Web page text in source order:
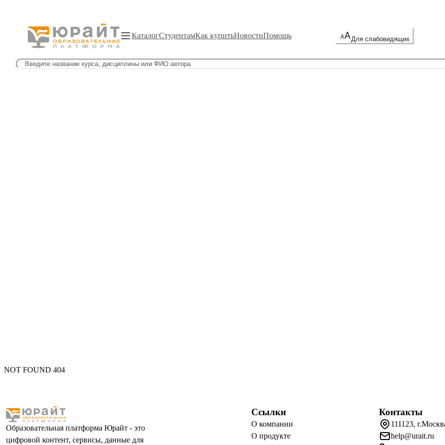
КаталогСтудентамКак купитьНовостиПомощь Для слабовидящих
NOT FOUND 404
Образовательная платформа Юрайт - это
цифровой контент, сервисы, данные для
Ссылки
О компании
О продукте
Контакты
111123,
help@urait.ru